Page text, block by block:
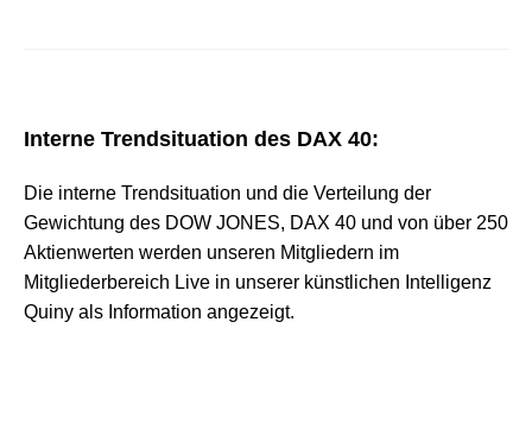
Interne Trendsituation des DAX 40:
Die interne Trendsituation und die Verteilung der
Gewichtung des DOW JONES, DAX 40 und von über 250
Aktienwerten werden unseren Mitgliedern im
Mitgliederbereich Live in unserer künstlichen Intelligenz
Quiny als Information angezeigt.